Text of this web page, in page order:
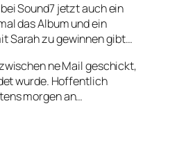
Sound7 jetzt auch ein
das Album und ein
Sarah zu gewinnen gibt…
ne Mail geschickt,
wurde. Hoffentlich
morgen an…